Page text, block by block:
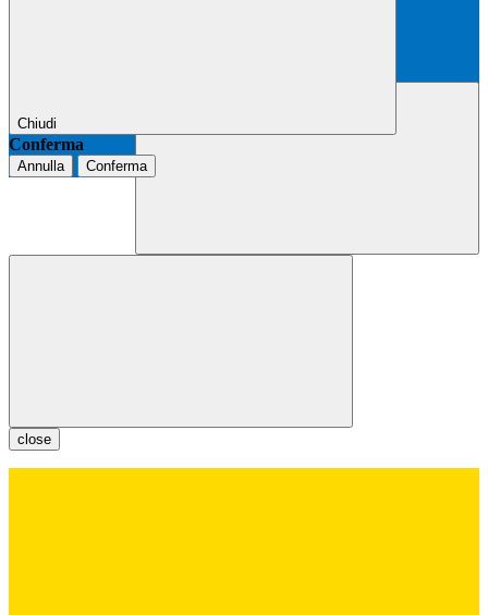
Chiudi
Conferma
Annulla Conferma
close